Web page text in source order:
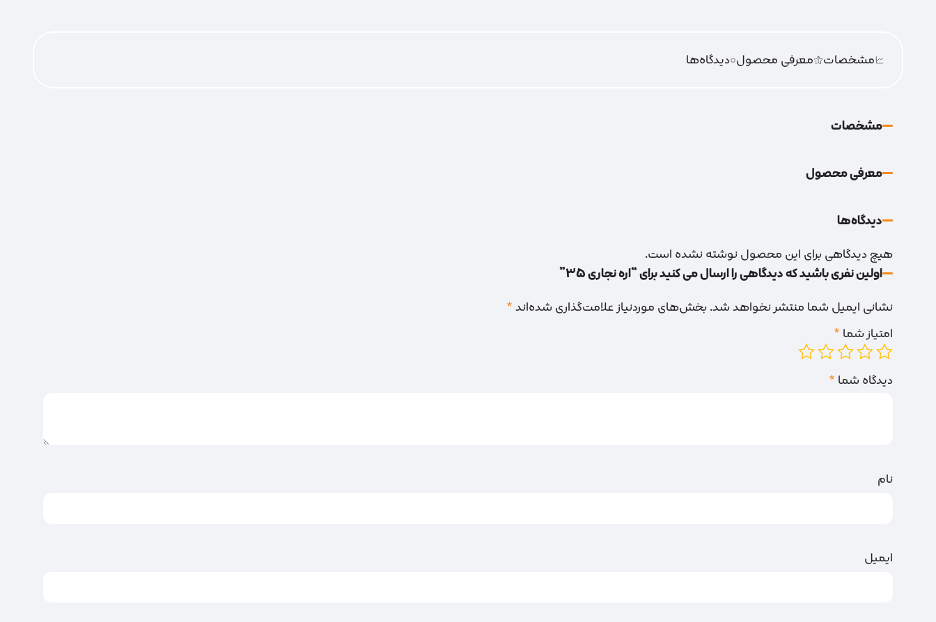
مشخصات معرفی محصول0دیدگاه‌‌ها
مشخصات
معرفی محصول
دیدگاه‌‌ها
هیچ دیدگاهی برای این محصول نوشته نشده است.
اولین نفری باشید که دیدگاهی را ارسال می کنید برای “اره نجاری 35”
نشانی ایمیل شما منتشر نخواهد شد. بخش‌های موردنیاز علامت‌گذاری شده‌اند*
امتیاز شما *
دیدگاه شما *
نام
ایمیل